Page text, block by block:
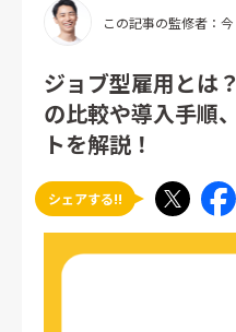
お役立ち情報
ナレッジ資料
ウェビナー
この記事の監修者：
ジョブ型雇用とは
の比較や導入手順
トを解説！
シェアする!!